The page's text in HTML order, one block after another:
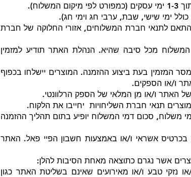
ימי שישי, שבת, ערבי חג וימי חג).
לתנאי חברת המשלוחים, אזורי החלוקה של חברת
מכל סיבה שהיא. הנהלת האתר תודיע למזמין
המזמין בעת ביצוע ההזמנה. המוצרים יישלחו בכפוף
ו/או הספקים.
האתר ו/או מן המלאי של הספק הרלוונטי.
תנאי חברת השליחויות יחייבו את הלקוח.
משלוח, סכום דמי המשלוח יופיע בתום תהליך ההזמנה
אשראי ו/או באמצעות חשבון הפיי פאל. האתר
אשר נגרם כתוצאה מאחת הסיבות להלן:
נזקי טבע ו/או מאירועים שאינם בשליטת האתר כגון